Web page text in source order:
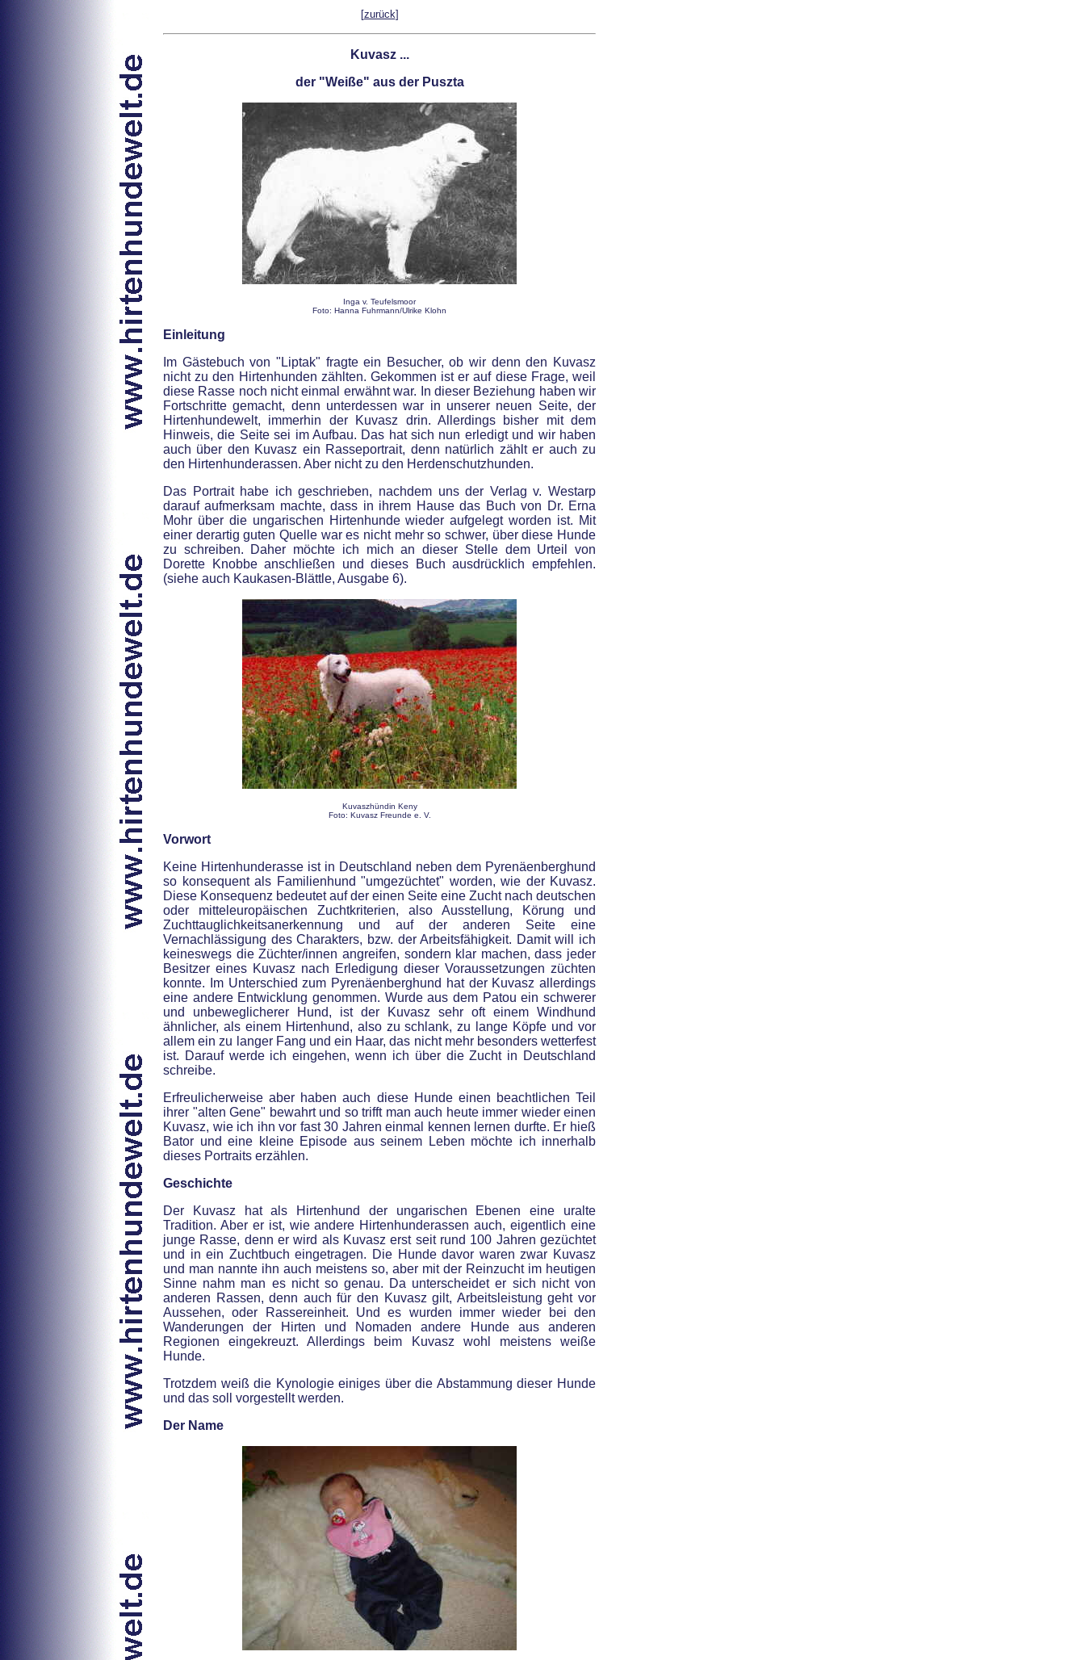
[zurück]
Kuvasz ...
der "Weiße" aus der Puszta
Inga v. Teufelsmoor
Foto: Hanna Fuhrmann/Ulrike Klohn
Einleitung
Im Gästebuch von "Liptak" fragte ein Besucher, ob wir denn den Kuvasz
nicht zu den Hirtenhunden zählten. Gekommen ist er auf diese Frage, weil
diese Rasse noch nicht einmal erwähnt war. In dieser Beziehung haben wir
Fortschritte gemacht, denn unterdessen war in unserer neuen Seite, der
Hirtenhundewelt, immerhin der Kuvasz drin. Allerdings bisher mit dem
Hinweis, die Seite sei im Aufbau. Das hat sich nun erledigt und wir haben
auch über den Kuvasz ein Rasseportrait, denn natürlich zählt er auch zu
den Hirtenhunderassen. Aber nicht zu den Herdenschutzhunden.
Das Portrait habe ich geschrieben, nachdem uns der Verlag v. Westarp
darauf aufmerksam machte, dass in ihrem Hause das Buch von Dr. Erna
Mohr über die ungarischen Hirtenhunde wieder aufgelegt worden ist. Mit
einer derartig guten Quelle war es nicht mehr so schwer, über diese Hunde
zu schreiben. Daher möchte ich mich an dieser Stelle dem Urteil von
Dorette Knobbe anschließen und dieses Buch ausdrücklich empfehlen.
(siehe auch Kaukasen-Blättle, Ausgabe 6).
Kuvaszhündin Keny
Foto: Kuvasz Freunde e. V.
Vorwort
Keine Hirtenhunderasse ist in Deutschland neben dem Pyrenäenberghund
so konsequent als Familienhund "umgezüchtet" worden, wie der Kuvasz.
Diese Konsequenz bedeutet auf der einen Seite eine Zucht nach deutschen
oder mitteleuropäischen Zuchtkriterien, also Ausstellung, Körung und
Zuchttauglichkeitsanerkennung und auf der anderen Seite eine
Vernachlässigung des Charakters, bzw. der Arbeitsfähigkeit. Damit will ich
keineswegs die Züchter/innen angreifen, sondern klar machen, dass jeder
Besitzer eines Kuvasz nach Erledigung dieser Voraussetzungen züchten
konnte. Im Unterschied zum Pyrenäenberghund hat der Kuvasz allerdings
eine andere Entwicklung genommen. Wurde aus dem Patou ein schwerer
und unbeweglicherer Hund, ist der Kuvasz sehr oft einem Windhund
ähnlicher, als einem Hirtenhund, also zu schlank, zu lange Köpfe und vor
allem ein zu langer Fang und ein Haar, das nicht mehr besonders wetterfest
ist. Darauf werde ich eingehen, wenn ich über die Zucht in Deutschland
schreibe.
Erfreulicherweise aber haben auch diese Hunde einen beachtlichen Teil
ihrer "alten Gene" bewahrt und so trifft man auch heute immer wieder einen
Kuvasz, wie ich ihn vor fast 30 Jahren einmal kennen lernen durfte. Er hieß
Bator und eine kleine Episode aus seinem Leben möchte ich innerhalb
dieses Portraits erzählen.
Geschichte
Der Kuvasz hat als Hirtenhund der ungarischen Ebenen eine uralte
Tradition. Aber er ist, wie andere Hirtenhunderassen auch, eigentlich eine
junge Rasse, denn er wird als Kuvasz erst seit rund 100 Jahren gezüchtet
und in ein Zuchtbuch eingetragen. Die Hunde davor waren zwar Kuvasz
und man nannte ihn auch meistens so, aber mit der Reinzucht im heutigen
Sinne nahm man es nicht so genau. Da unterscheidet er sich nicht von
anderen Rassen, denn auch für den Kuvasz gilt, Arbeitsleistung geht vor
Aussehen, oder Rassereinheit. Und es wurden immer wieder bei den
Wanderungen der Hirten und Nomaden andere Hunde aus anderen
Regionen eingekreuzt. Allerdings beim Kuvasz wohl meistens weiße
Hunde.
Trotzdem weiß die Kynologie einiges über die Abstammung dieser Hunde
und das soll vorgestellt werden.
Der Name